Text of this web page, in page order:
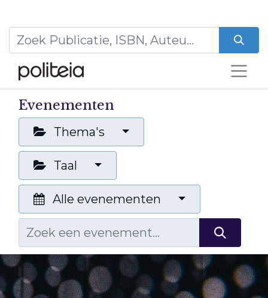
Evenementen
Thema's
Taal
Alle evenementen